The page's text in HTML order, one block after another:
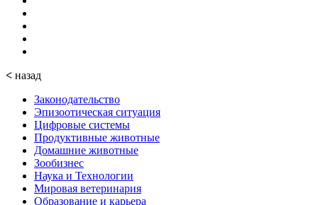
< назад
Законодательство
Эпизоотическая ситуация
Цифровые системы
Продуктивные животные
Домашние животные
Зообизнес
Наука и Технологии
Мировая ветеринария
Образование и карьера